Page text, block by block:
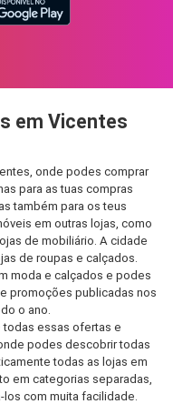
em Vicentes
onde podes comprar
para as tuas compras
também para os teus
em outras lojas, como
de mobiliário. A cidade
de roupas e calçados.
moda e calçados e podes
promoções publicadas nos
o ano.
todas essas ofertas e
podes descobrir todas
todas as lojas em
em categorias separadas,
com muita facilidade.